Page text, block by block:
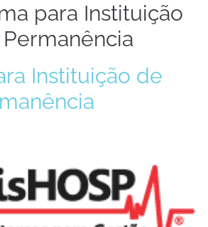
para Instituição
Instituição de